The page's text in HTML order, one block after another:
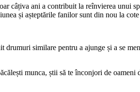
câțiva ani a contribuit la reînvierea unui
și așteptările fanilor sunt din nou la
similare pentru a ajunge și a se
munca, știi să te înconjori de